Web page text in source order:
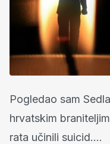
Pogledao sam
hrvatskim
rata učinili suicid….